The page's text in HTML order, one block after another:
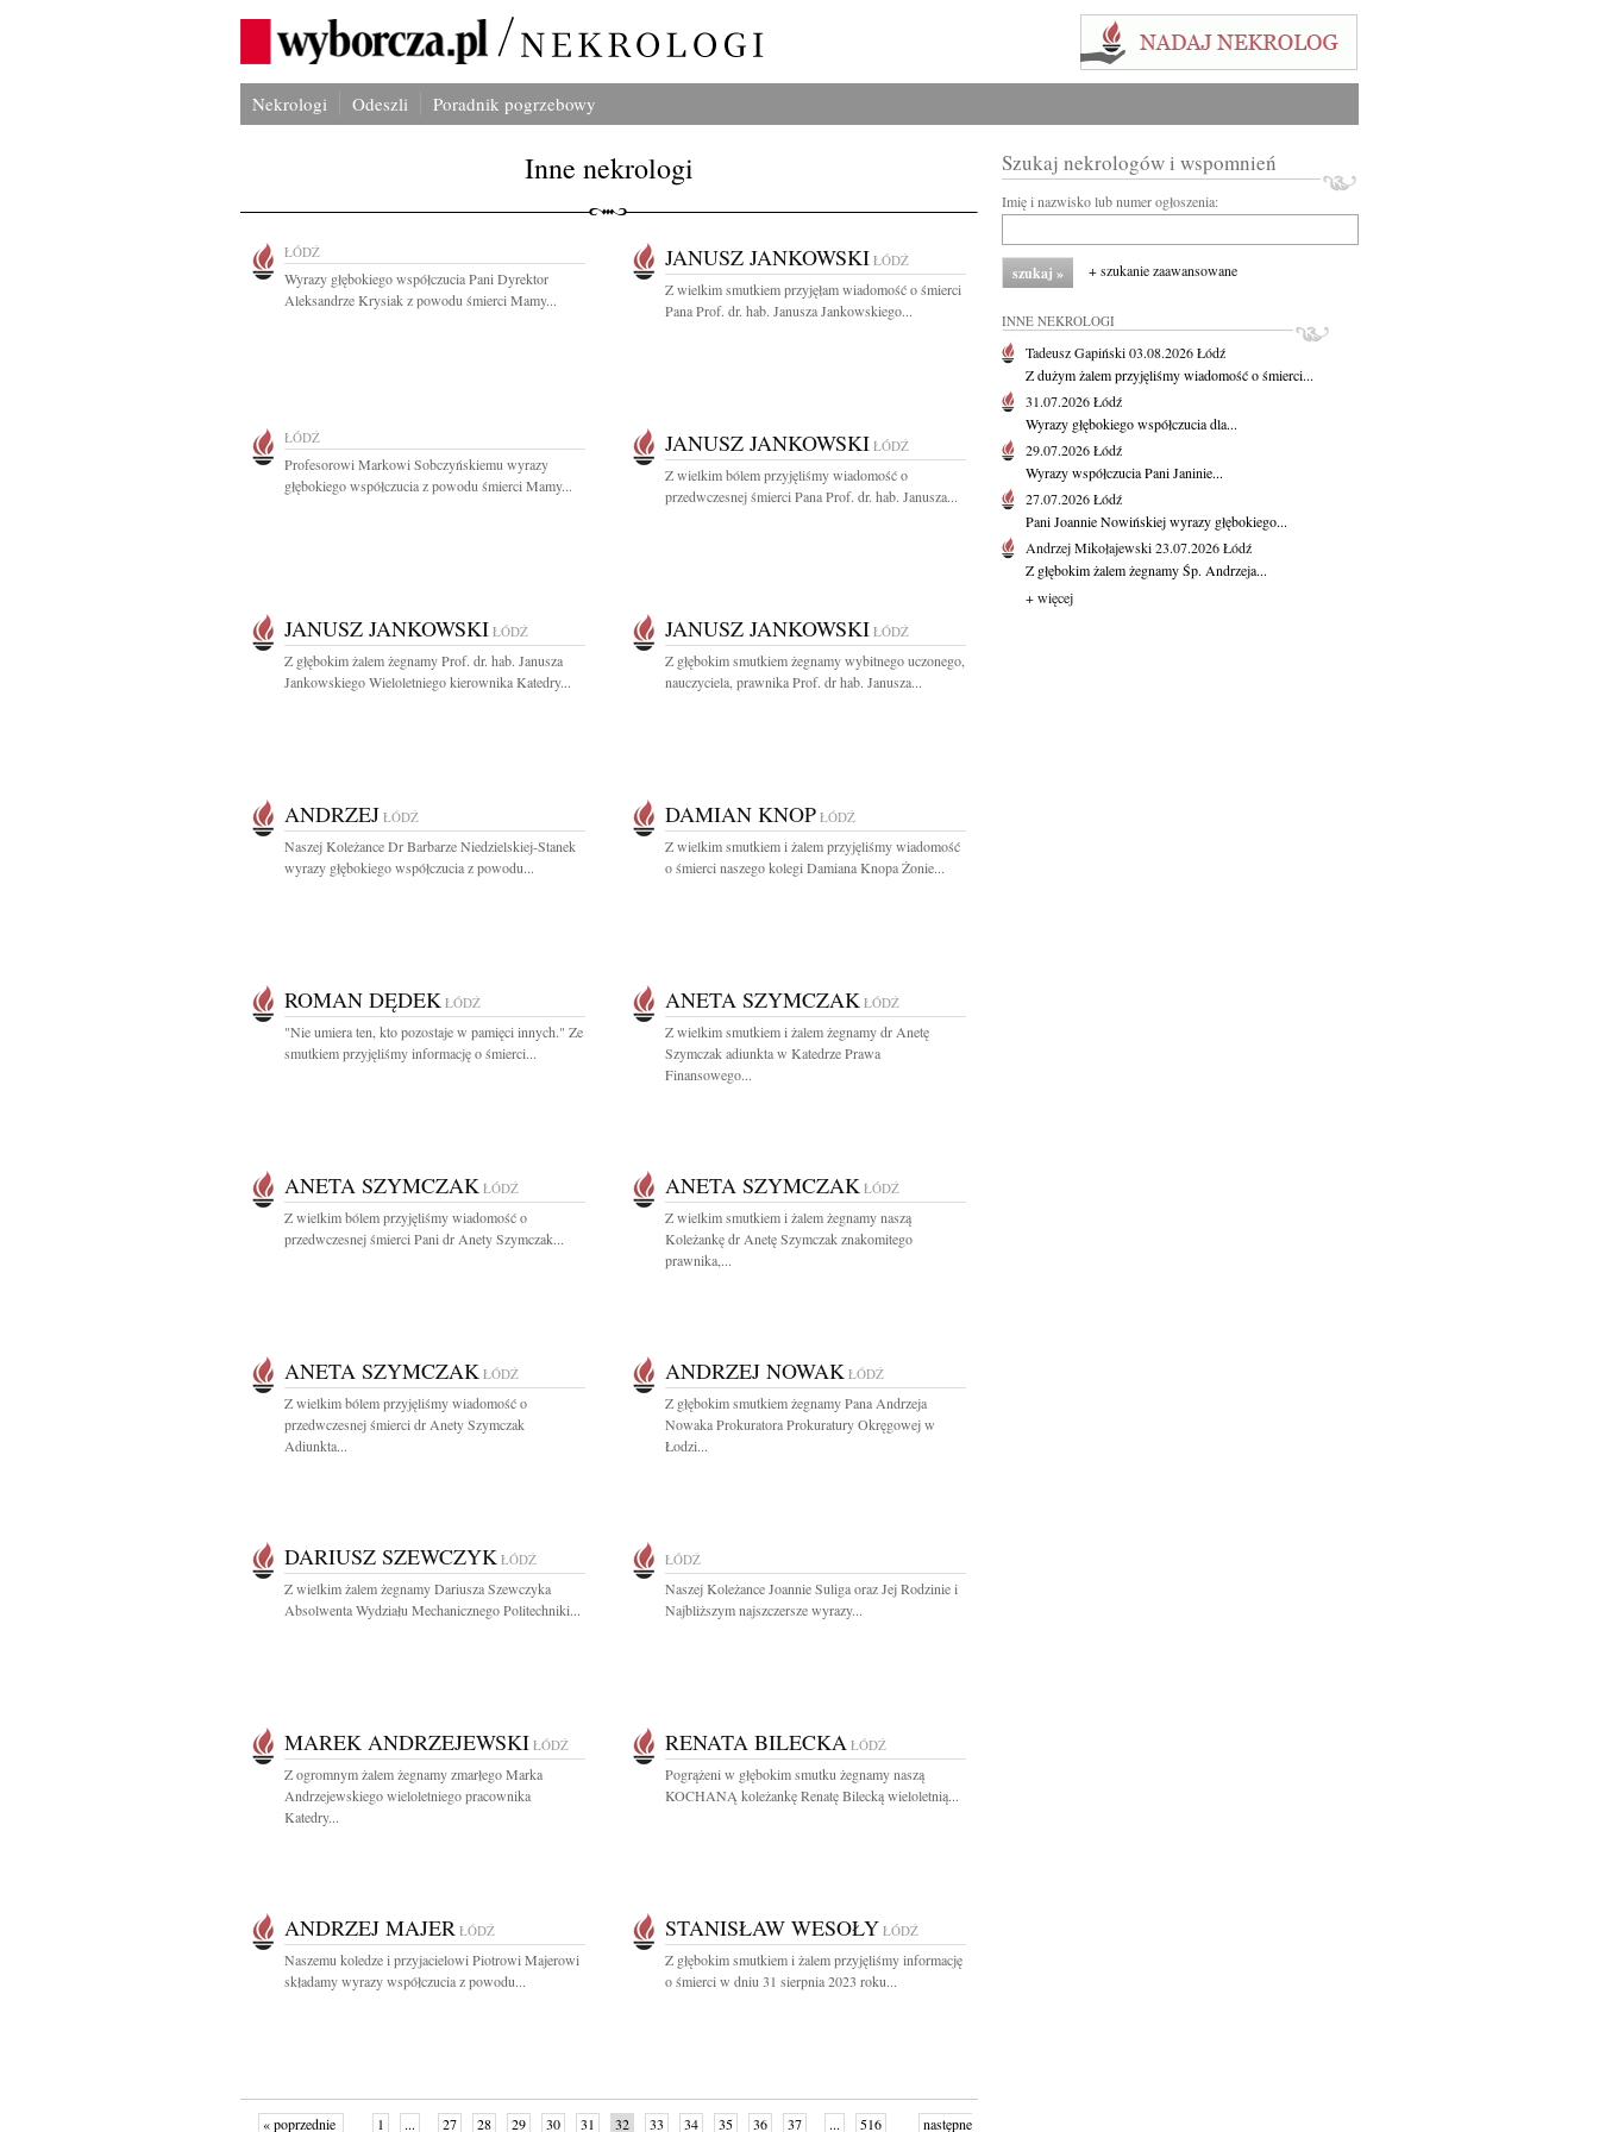
Nekrologi Odeszli Poradnik pogrzebowy
Inne nekrologi
ŁÓDŹ
Wyrazy głębokiego współczucia Pani Dyrektor
Aleksandrze Krysiak z powodu śmierci Mamy...
JANUSZ JANKOWSKI ŁÓDŹ
Z wielkim smutkiem przyjęłam wiadomość o śmierci
Pana Prof. dr. hab. Janusza Jankowskiego...
ŁÓDŹ
Profesorowi Markowi Sobczyńskiemu wyrazy
głębokiego współczucia z powodu śmierci Mamy...
JANUSZ JANKOWSKI ŁÓDŹ
Z wielkim bólem przyjęliśmy wiadomość o
przedwczesnej śmierci Pana Prof. dr. hab. Janusza...
JANUSZ JANKOWSKI ŁÓDŹ
Z głębokim żalem żegnamy Prof. dr. hab. Janusza
Jankowskiego Wieloletniego kierownika Katedry...
JANUSZ JANKOWSKI ŁÓDŹ
Z głębokim smutkiem żegnamy wybitnego uczonego,
nauczyciela, prawnika Prof. dr hab. Janusza...
ANDRZEJ ŁÓDŹ
Naszej Koleżance Dr Barbarze Niedzielskiej-Stanek
wyrazy głębokiego współczucia z powodu...
DAMIAN KNOP ŁÓDŹ
Z wielkim smutkiem i żalem przyjęliśmy wiadomość
o śmierci naszego kolegi Damiana Knopa Żonie...
ROMAN DĘDEK ŁÓDŹ
"Nie umiera ten, kto pozostaje w pamięci innych." Ze
smutkiem przyjęliśmy informację o śmierci...
ANETA SZYMCZAK ŁÓDŹ
Z wielkim smutkiem i żalem żegnamy dr Anetę
Szymczak adiunkta w Katedrze Prawa
Finansowego...
ANETA SZYMCZAK ŁÓDŹ
Z wielkim bólem przyjęliśmy wiadomość o
przedwczesnej śmierci Pani dr Anety Szymczak...
ANETA SZYMCZAK ŁÓDŹ
Z wielkim smutkiem i żalem żegnamy naszą
Koleżankę dr Anetę Szymczak znakomitego
prawnika,...
ANETA SZYMCZAK ŁÓDŹ
Z wielkim bólem przyjęliśmy wiadomość o
przedwczesnej śmierci dr Anety Szymczak
Adiunkta...
ANDRZEJ NOWAK ŁÓDŹ
Z głębokim smutkiem żegnamy Pana Andrzeja
Nowaka Prokuratora Prokuratury Okręgowej w
Łodzi...
DARIUSZ SZEWCZYK ŁÓDŹ
Z wielkim żalem żegnamy Dariusza Szewczyka
Absolwenta Wydziału Mechanicznego Politechniki...
ŁÓDŹ
Naszej Koleżance Joannie Suliga oraz Jej Rodzinie i
Najbliższym najszczersze wyrazy...
MAREK ANDRZEJEWSKI ŁÓDŹ
Z ogromnym żalem żegnamy zmarłego Marka
Andrzejewskiego wieloletniego pracownika
Katedry...
RENATA BILECKA ŁÓDŹ
Pogrążeni w głębokim smutku żegnamy naszą
KOCHANĄ koleżankę Renatę Bilecką wieloletnią...
ANDRZEJ MAJER ŁÓDŹ
Naszemu koledze i przyjacielowi Piotrowi Majerowi
składamy wyrazy współczucia z powodu...
STANISŁAW WESOŁY ŁÓDŹ
Z głębokim smutkiem i żalem przyjęliśmy informację
o śmierci w dniu 31 sierpnia 2023 roku...
« poprzednie 1 ... 27 28 29 30 31 32 33 34 35 36 37 ... 516 następne
Szukaj nekrologów i wspomnień
Imię i nazwisko lub numer ogłoszenia:
+ szukanie zaawansowane
INNE NEKROLOGI
Tadeusz Gapiński03.08.2026Łódź
Z dużym żalem przyjęliśmy wiadomość o śmierci...
31.07.2026Łódź
Wyrazy głębokiego współczucia dla...
29.07.2026Łódź
Wyrazy współczucia Pani Janinie...
27.07.2026Łódź
Pani Joannie Nowińskiej wyrazy głębokiego...
Andrzej Mikołajewski23.07.2026Łódź
Z głębokim żalem żegnamy Śp. Andrzeja...
+ więcej